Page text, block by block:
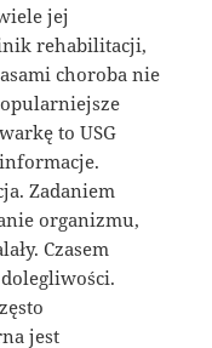
jej
rehabilitacji,
choroba nie
to USG
Zadaniem
organizmu,
Czasem
jest